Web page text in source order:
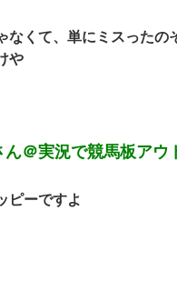
なくて、単にミスったの
や
ん＠実況で競馬板アウ
ピーですよ